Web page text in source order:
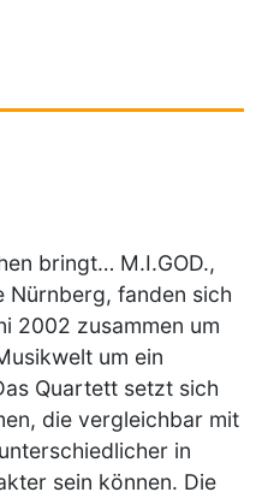
bringt… M.I.GOD.,
Nürnberg, fanden sich
2002 zusammen um
um ein
Quartett setzt sich
die vergleichbar mit
in
sein können. Die